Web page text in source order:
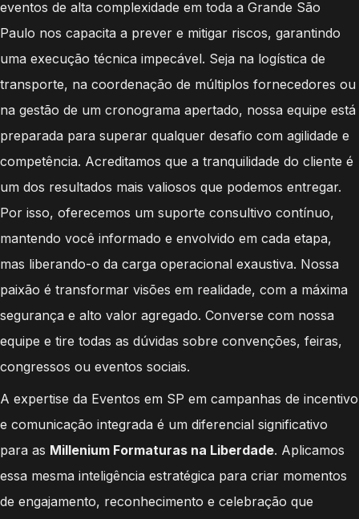
eventos de alta complexidade em toda a Grande São
Paulo nos capacita a prever e mitigar riscos, garantindo
uma execução técnica impecável. Seja na logística de
transporte, na coordenação de múltiplos fornecedores ou
na gestão de um cronograma apertado, nossa equipe está
preparada para superar qualquer desafio com agilidade e
competência. Acreditamos que a tranquilidade do cliente é
um dos resultados mais valiosos que podemos entregar.
Por isso, oferecemos um suporte consultivo contínuo,
mantendo você informado e envolvido em cada etapa,
mas liberando-o da carga operacional exaustiva. Nossa
paixão é transformar visões em realidade, com a máxima
segurança e alto valor agregado. Converse com nossa
equipe e tire todas as dúvidas sobre convenções, feiras,
congressos ou eventos sociais.
A expertise da Eventos em SP em campanhas de incentivo
e comunicação integrada é um diferencial significativo
para as Millenium Formaturas na Liberdade. Aplicamos
essa mesma inteligência estratégica para criar momentos
de engajamento, reconhecimento e celebração que